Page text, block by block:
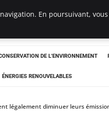
DE L'ENVIRONNEMENT
ÉNERGIES RENOUVELABLES
légalement diminuer leurs
En poursuivant,